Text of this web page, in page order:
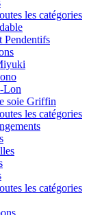
les catégories
Pendentifs
Lon
soie Griffin
les catégories
les catégories